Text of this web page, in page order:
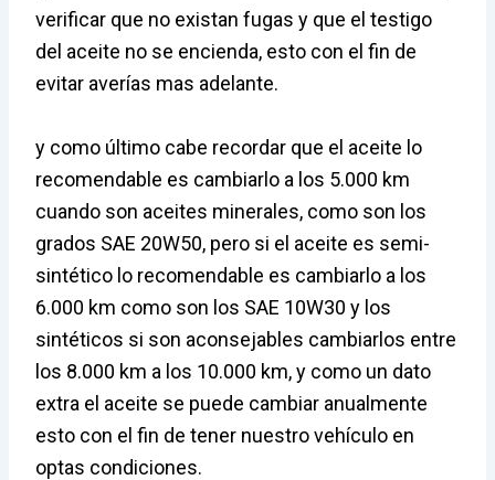
verificar que no existan fugas y que el testigo
del aceite no se encienda, esto con el fin de
evitar averías mas adelante.
y como último cabe recordar que el aceite lo
recomendable es cambiarlo a los 5.000 km
cuando son aceites minerales, como son los
grados SAE 20W50, pero si el aceite es semi-
sintético lo recomendable es cambiarlo a los
6.000 km como son los SAE 10W30 y los
sintéticos si son aconsejables cambiarlos entre
los 8.000 km a los 10.000 km, y como un dato
extra el aceite se puede cambiar anualmente
esto con el fin de tener nuestro vehículo en
optas condiciones.